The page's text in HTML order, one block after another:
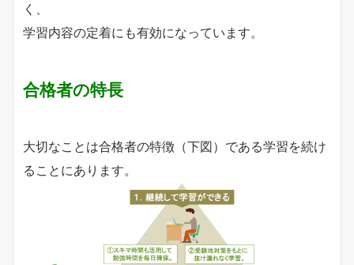
く、
学習内容の定着にも有効になっています。
合格者の特長
大切なことは合格者の特徴（下図）である学習を続け
ることにあります。